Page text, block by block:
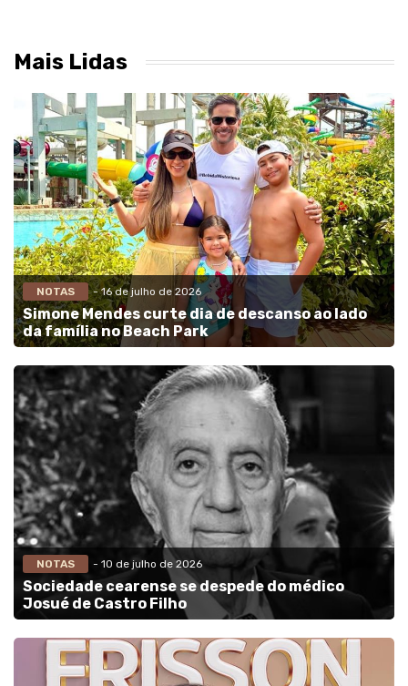
Mais Lidas
NOTAS - 16 de julho de 2026
Simone Mendes curte dia de descanso ao lado
da família no Beach Park
NOTAS - 10 de julho de 2026
Sociedade cearense se despede do médico
Josué de Castro Filho